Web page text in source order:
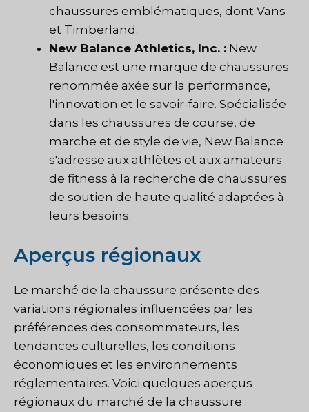
chaussures emblématiques, dont Vans
et Timberland.
New Balance Athletics, Inc. : New
Balance est une marque de chaussures
renommée axée sur la performance,
l'innovation et le savoir-faire. Spécialisée
dans les chaussures de course, de
marche et de style de vie, New Balance
s'adresse aux athlètes et aux amateurs
de fitness à la recherche de chaussures
de soutien de haute qualité adaptées à
leurs besoins.
Aperçus régionaux
Le marché de la chaussure présente des
variations régionales influencées par les
préférences des consommateurs, les
tendances culturelles, les conditions
économiques et les environnements
réglementaires. Voici quelques aperçus
régionaux du marché de la chaussure :